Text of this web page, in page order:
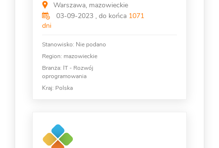
Warszawa, mazowieckie
03-09-2023 , do końca 1071
dni
Stanowisko: Nie podano
Region: mazowieckie
Branża: IT - Rozwój
oprogramowania
Kraj: Polska